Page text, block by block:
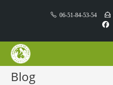
06-51-84-53-54
Blog